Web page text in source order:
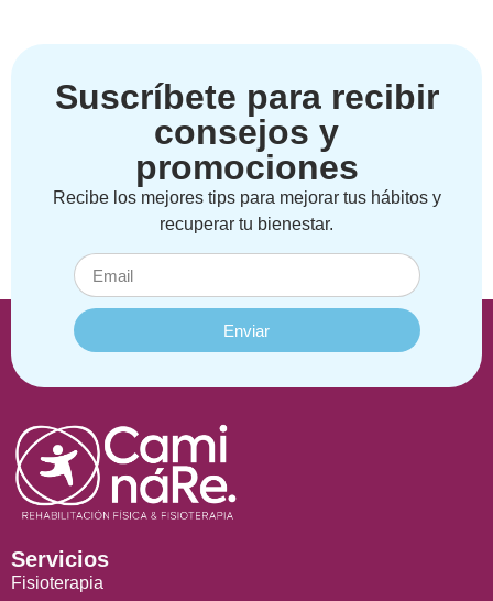
Suscríbete para recibir
consejos y
promociones
Recibe los mejores tips para mejorar tus hábitos y
recuperar tu bienestar.
Enviar
Servicios
Fisioterapia